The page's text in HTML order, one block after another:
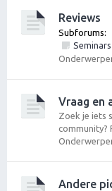
Reviews
Subforums:
Seminars over vrouwen en/of
Vraag en
Zoek je iets
community?
Andere